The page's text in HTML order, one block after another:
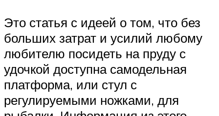
Это статья с идеей о том, что без
больших затрат и усилий любому
любителю посидеть на пруду с
удочкой доступна самодельная
платформа, или стул с
регулируемыми ножками, для